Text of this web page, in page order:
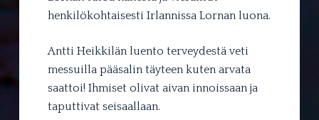
henkilökohtaisesti Irlannissa Lornan luona.
Antti Heikkilän luento terveydestä veti
messuilla pääsalin täyteen kuten arvata
saattoi! Ihmiset olivat aivan innoissaan ja
taputtivat seisaallaan.